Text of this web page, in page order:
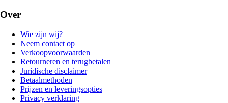
Over
Wie zijn wij?
Neem contact op
Verkoopvoorwaarden
Retourneren en terugbetalen
Juridische disclaimer
Betaalmethoden
Prijzen en leveringsopties
Privacy verklaring